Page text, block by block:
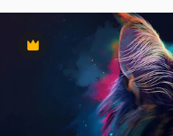
Premium